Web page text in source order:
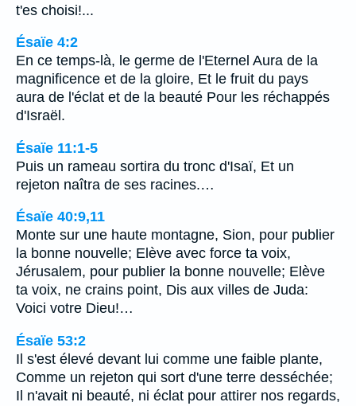
t'es choisi!...
Ésaïe 4:2
En ce temps-là, le germe de l'Eternel Aura de la
magnificence et de la gloire, Et le fruit du pays
aura de l'éclat et de la beauté Pour les réchappés
d'Israël.
Ésaïe 11:1-5
Puis un rameau sortira du tronc d'Isaï, Et un
rejeton naîtra de ses racines.…
Ésaïe 40:9,11
Monte sur une haute montagne, Sion, pour publier
la bonne nouvelle; Elève avec force ta voix,
Jérusalem, pour publier la bonne nouvelle; Elève
ta voix, ne crains point, Dis aux villes de Juda:
Voici votre Dieu!…
Ésaïe 53:2
Il s'est élevé devant lui comme une faible plante,
Comme un rejeton qui sort d'une terre desséchée;
Il n'avait ni beauté, ni éclat pour attirer nos regards,